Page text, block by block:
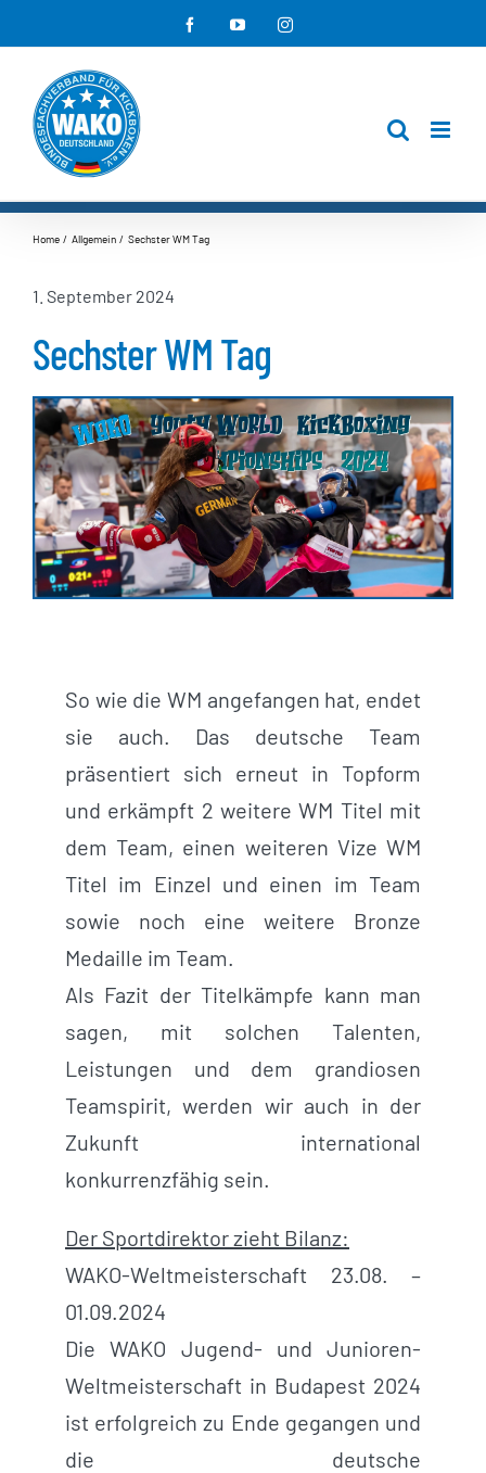
Inhalt
springen
FacebookYouTubeInstagram
Home Allgemein Sechster WM Tag
1. September 2024
Sechster WM Tag
So wie die WM angefangen hat, endet
sie auch. Das deutsche Team
präsentiert sich erneut in Topform
und erkämpft 2 weitere WM Titel mit
dem Team, einen weiteren Vize WM
Titel im Einzel und einen im Team
sowie noch eine weitere Bronze
Medaille im Team.
Als Fazit der Titelkämpfe kann man
sagen, mit solchen Talenten,
Leistungen und dem grandiosen
Teamspirit, werden wir auch in der
Zukunft international
konkurrenzfähig sein.
Der Sportdirektor zieht Bilanz:
WAKO-Weltmeisterschaft 23.08. –
01.09.2024
Die WAKO Jugend- und Junioren-
Weltmeisterschaft in Budapest 2024
ist erfolgreich zu Ende gegangen und
die deutsche